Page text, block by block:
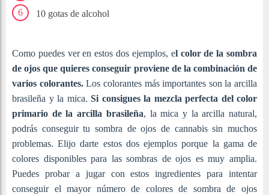
10 gotas de alcohol
Como puedes ver en estos dos ejemplos, el color de la sombra
de ojos que quieres conseguir proviene de la combinación de
varios colorantes.Los colorantes más importantes son la arcilla
brasileña y la mica. Si consigues la mezcla perfecta del color
primario de la arcilla brasileña, la mica y la arcilla natural,
podrás conseguir tu sombra de ojos de cannabis sin muchos
problemas. Elijo darte estos dos ejemplos porque la gama de
colores disponibles para las sombras de ojos es muy amplia.
Puedes probar a jugar con estos ingredientes para intentar
conseguir el mayor número de colores de sombra de ojos